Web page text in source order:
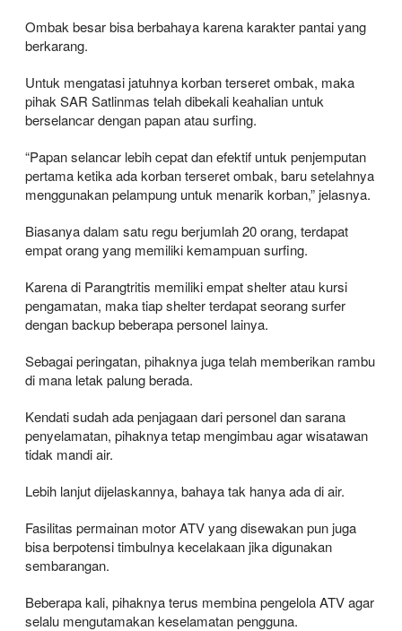
Ombak besar bisa berbahaya karena karakter pantai yang
berkarang.
Untuk mengatasi jatuhnya korban terseret ombak, maka
pihak SAR Satlinmas telah dibekali keahalian untuk
berselancar dengan papan atau surfing.
“Papan selancar lebih cepat dan efektif untuk penjemputan
pertama ketika ada korban terseret ombak, baru setelahnya
menggunakan pelampung untuk menarik korban,” jelasnya.
Biasanya dalam satu regu berjumlah 20 orang, terdapat
empat orang yang memiliki kemampuan surfing.
Karena di Parangtritis memiliki empat shelter atau kursi
pengamatan, maka tiap shelter terdapat seorang surfer
dengan backup beberapa personel lainya.
Sebagai peringatan, pihaknya juga telah memberikan rambu
di mana letak palung berada.
Kendati sudah ada penjagaan dari personel dan sarana
penyelamatan, pihaknya tetap mengimbau agar wisatawan
tidak mandi air.
Lebih lanjut dijelaskannya, bahaya tak hanya ada di air.
Fasilitas permainan motor ATV yang disewakan pun juga
bisa berpotensi timbulnya kecelakaan jika digunakan
sembarangan.
Beberapa kali, pihaknya terus membina pengelola ATV agar
selalu mengutamakan keselamatan pengguna.